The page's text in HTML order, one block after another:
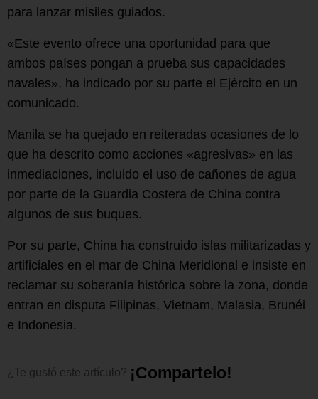
para lanzar misiles guiados.
«Este evento ofrece una oportunidad para que
ambos países pongan a prueba sus capacidades
navales», ha indicado por su parte el Ejército en un
comunicado.
Manila se ha quejado en reiteradas ocasiones de lo
que ha descrito como acciones «agresivas» en las
inmediaciones, incluido el uso de cañones de agua
por parte de la Guardia Costera de China contra
algunos de sus buques.
Por su parte, China ha construido islas militarizadas y
artificiales en el mar de China Meridional e insiste en
reclamar su soberanía histórica sobre la zona, donde
entran en disputa Filipinas, Vietnam, Malasia, Brunéi
e Indonesia.
¿Te gustó este artículo? ¡Compartelo!